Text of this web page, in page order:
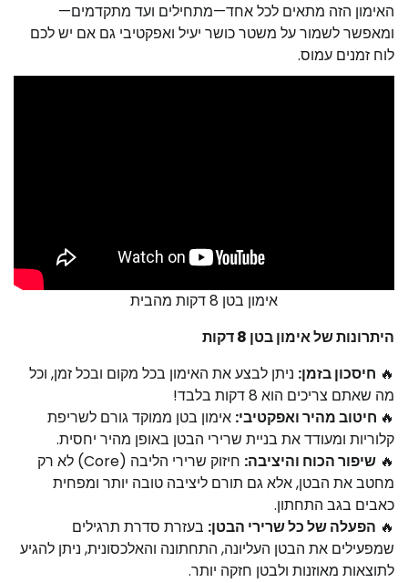
האימון הזה מתאים לכל אחד—מתחילים ועד מתקדמים—
ומאפשר לשמור על משטר כושר יעיל ואפקטיבי גם אם יש לכם
לוח זמנים עמוס.
אימון בטן 8 דקות מהבית
היתרונות של אימון בטן 8 דקות
🔥 חיסכון בזמן: ניתן לבצע את האימון בכל מקום ובכל זמן, וכל
מה שאתם צריכים הוא 8 דקות בלבד!
🔥 חיטוב מהיר ואפקטיבי: אימון בטן ממוקד גורם לשריפת
קלוריות ומעודד את בניית שרירי הבטן באופן מהיר יחסית.
🔥 שיפור הכוח והיציבה:
חיזוק שרירי הליבה (Core) לא רק
מחטב את הבטן, אלא גם תורם ליציבה טובה יותר ומפחית
כאבים בגב התחתון.
🔥 הפעלה של כל שרירי הבטן: בעזרת סדרת תרגילים
שמפעילים את הבטן העליונה, התחתונה והאלכסונית, ניתן להגיע
לתוצאות מאוזנות ולבטן חזקה יותר.